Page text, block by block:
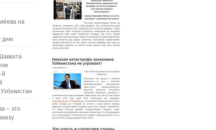
на
дню
й
– это